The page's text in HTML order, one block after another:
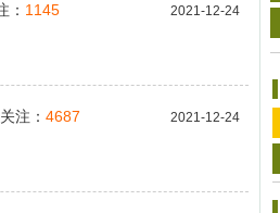
： 1145
2021-12-24
关注： 4687
2021-12-24